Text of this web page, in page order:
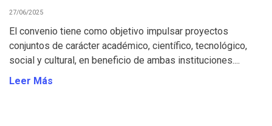
27/06/2025
El convenio tiene como objetivo impulsar proyectos
conjuntos de carácter académico, científico, tecnológico,
social y cultural, en beneficio de ambas instituciones....
Leer Más